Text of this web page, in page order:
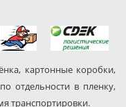
картонные коробки,
отдельности в пленку,
транспортировки.